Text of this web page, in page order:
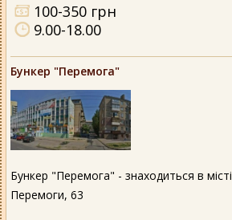
100-350 грн
9.00-18.00
Бункер "Перемога"
Бункер "Перемога" - знаходиться в
Перемоги, 63